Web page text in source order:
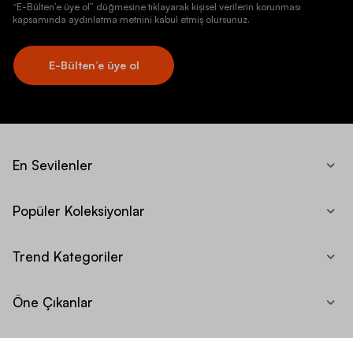
“E-Bülten’e üye ol” düğmesine tıklayarak kişisel verilerin korunması
kapsamında aydınlatma metnini kabul etmiş olursunuz.
E-Bülten’e üye ol
En Sevilenler
Popüler Koleksiyonlar
Trend Kategoriler
Öne Çıkanlar